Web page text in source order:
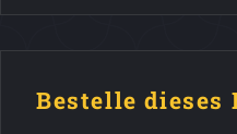
Bestelle dieses